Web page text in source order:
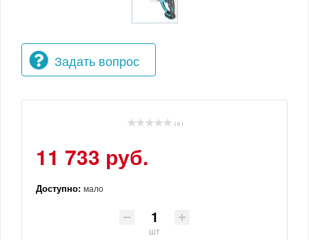
Задать вопрос
( 0 )
11 733 руб.
Доступно: мало
шт